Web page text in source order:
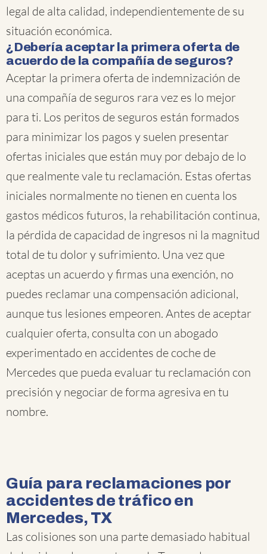
legal de alta calidad, independientemente de su
situación económica.
¿Debería aceptar la primera oferta de
acuerdo de la compañía de seguros?
Aceptar la primera oferta de indemnización de
una compañía de seguros rara vez es lo mejor
para ti. Los peritos de seguros están formados
para minimizar los pagos y suelen presentar
ofertas iniciales que están muy por debajo de lo
que realmente vale tu reclamación. Estas ofertas
iniciales normalmente no tienen en cuenta los
gastos médicos futuros, la rehabilitación continua,
la pérdida de capacidad de ingresos ni la magnitud
total de tu dolor y sufrimiento. Una vez que
aceptas un acuerdo y firmas una exención, no
puedes reclamar una compensación adicional,
aunque tus lesiones empeoren. Antes de aceptar
cualquier oferta, consulta con un abogado
experimentado en accidentes de coche de
Mercedes que pueda evaluar tu reclamación con
precisión y negociar de forma agresiva en tu
nombre.
Guía para reclamaciones por
accidentes de tráfico en
Mercedes, TX
Las colisiones son una parte demasiado habitual